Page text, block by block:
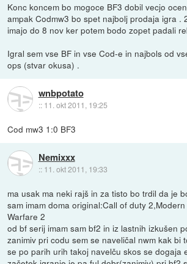
Konc koncem bo mogoce BF3 dobil vecjo
ampak Codmw3 bo spet najbolj prodaja igra .
imajo do 8 nov ker potem bodo zopet padali
Igral sem vse BF in vse Cod-e in najbols od
ops (stvar okusa) .
wnbpotato
:: 11. okt 2011, 19:25
Cod mw3 1:0 BF3
Nemixxx
:: 11. okt 2011, 19:33
ma usak ma neki rajš in za tisto bo trdil da je
sam imam doma original:Call of duty
Warfare 2
od bf serij imam sam bf2 in iz lastnih izkušen
zanimiv pri codu sem se naveličal nwm kak bi
se po parih urih takoj navelču skos se dogaja